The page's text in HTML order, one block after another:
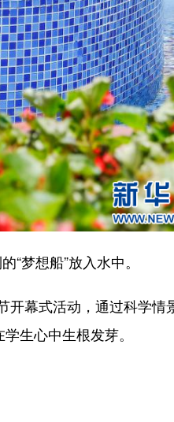
梦想船”放入水中。
幕式活动，通过科学情
生心中生根发芽。